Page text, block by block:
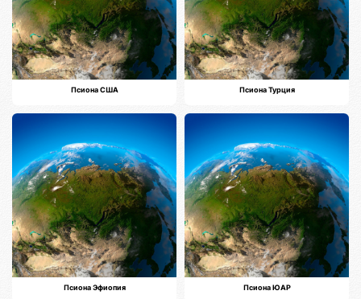
Псиона США Псиона Турция
Псиона Эфиопия Псиона ЮАР